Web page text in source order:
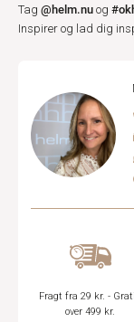
Tag @helm.nu og
Inspirer og lad dig
Fragt fra 29 kr. -
over 499 kr.